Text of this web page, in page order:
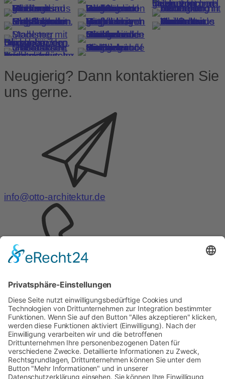
Neugierig? Dann kontaktieren Sie
uns gerne.
info@otto-architektur.de
Telefon:0441 – 999575-0
29